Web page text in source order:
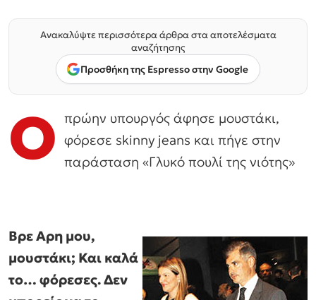
Ανακαλύψτε περισσότερα άρθρα στα αποτελέσματα
αναζήτησης
Προσθήκη της Espresso στην Google
Ο πρώην υπουργός άφησε μουστάκι,
φόρεσε skinny jeans και πήγε στην
παράσταση «Γλυκό πουλί της νιότης»
Βρε Αρη μου,
μουστάκι; Και καλά
το… φόρεσες. Δεν